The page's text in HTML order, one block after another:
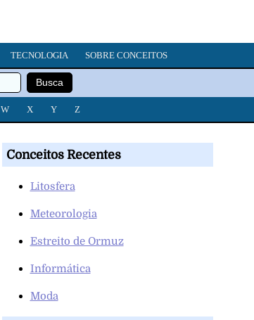
TECNOLOGIA SOBRE CONCEITOS
W X Y Z
Conceitos Recentes
Litosfera
Meteorologia
Estreito de Ormuz
Informática
Moda